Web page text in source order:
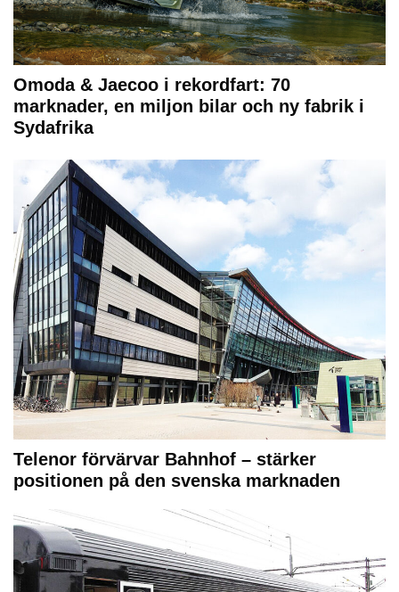
Omoda & Jaecoo i rekordfart: 70
marknader, en miljon bilar och ny fabrik i
Sydafrika
Telenor förvärvar Bahnhof – stärker
positionen på den svenska marknaden